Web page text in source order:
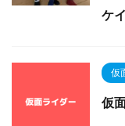
ケ
仮
仮